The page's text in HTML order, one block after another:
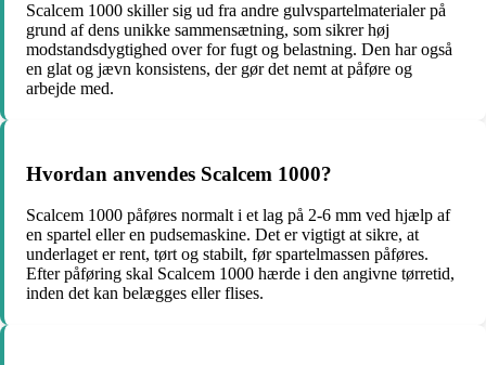
Scalcem 1000 skiller sig ud fra andre gulvspartelmaterialer på
grund af dens unikke sammensætning, som sikrer høj
modstandsdygtighed over for fugt og belastning. Den har også
en glat og jævn konsistens, der gør det nemt at påføre og
arbejde med.
Hvordan anvendes Scalcem 1000?
Scalcem 1000 påføres normalt i et lag på 2-6 mm ved hjælp af
en spartel eller en pudsemaskine. Det er vigtigt at sikre, at
underlaget er rent, tørt og stabilt, før spartelmassen påføres.
Efter påføring skal Scalcem 1000 hærde i den angivne tørretid,
inden det kan belægges eller flises.